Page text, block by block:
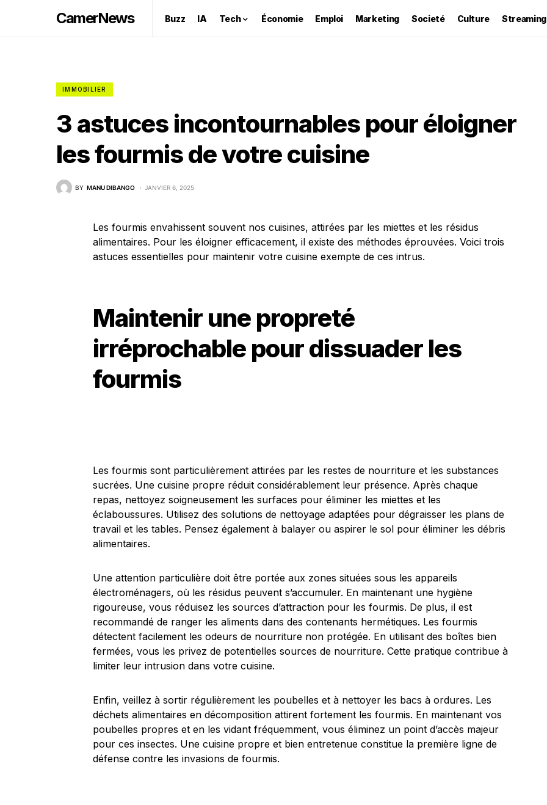
CamerNews Buzz IA Tech Économie Emploi Marketing Societé Culture Streaming
IMMOBILIER
3 astuces incontournables pour éloigner
les fourmis de votre cuisine
BY MANU DIBANGO JANVIER 6, 2025
Les fourmis envahissent souvent nos cuisines, attirées par les miettes et les résidus
alimentaires. Pour les éloigner efficacement, il existe des méthodes éprouvées. Voici trois
astuces essentielles pour maintenir votre cuisine exempte de ces intrus.
Maintenir une propreté
irréprochable pour dissuader les
fourmis
Les fourmis sont particulièrement attirées par les restes de nourriture et les substances
sucrées. Une cuisine propre réduit considérablement leur présence. Après chaque
repas, nettoyez soigneusement les surfaces pour éliminer les miettes et les
éclaboussures. Utilisez des solutions de nettoyage adaptées pour dégraisser les plans de
travail et les tables. Pensez également à balayer ou aspirer le sol pour éliminer les débris
alimentaires.
Une attention particulière doit être portée aux zones situées sous les appareils
électroménagers, où les résidus peuvent s’accumuler. En maintenant une hygiène
rigoureuse, vous réduisez les sources d’attraction pour les fourmis. De plus, il est
recommandé de ranger les aliments dans des contenants hermétiques. Les fourmis
détectent facilement les odeurs de nourriture non protégée. En utilisant des boîtes bien
fermées, vous les privez de potentielles sources de nourriture. Cette pratique contribue à
limiter leur intrusion dans votre cuisine.
Enfin, veillez à sortir régulièrement les poubelles et à nettoyer les bacs à ordures. Les
déchets alimentaires en décomposition attirent fortement les fourmis. En maintenant vos
poubelles propres et en les vidant fréquemment, vous éliminez un point d’accès majeur
pour ces insectes. Une cuisine propre et bien entretenue constitue la première ligne de
défense contre les invasions de fourmis.